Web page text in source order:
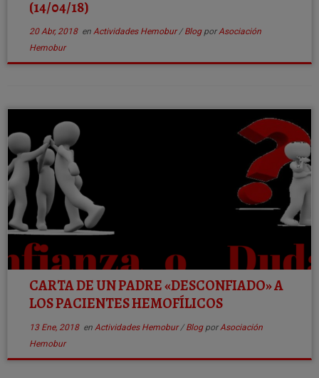
(14/04/18)
20 Abr, 2018en Actividades Hemobur/Blog porAsociación
Hemobur
CARTA DE UN PADRE «DESCONFIADO» A
LOS PACIENTES HEMOFÍLICOS
13 Ene, 2018en Actividades Hemobur/Blog porAsociación
Hemobur